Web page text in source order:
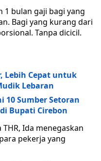
1 bulan gaji bagi yang
Bagi yang kurang dari
Tanpa dicicil.
Lebih Cepat untuk
Lebaran
10 Sumber Setoran
Bupati Cirebon
Ida menegaskan
pekerja yang